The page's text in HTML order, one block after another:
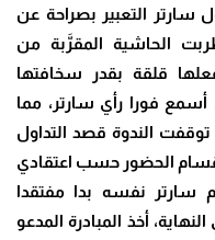
التعبير بصراحة عن
الحاشية المقرَّبة من
قلقة بقدر سخافتها
فورا رأي سارتر، مما
الندوة قصد التداول
الحضور حسب اعتقادي
سارتر نفسه بدا مفتقدا
أخذ المبادرة المدعو